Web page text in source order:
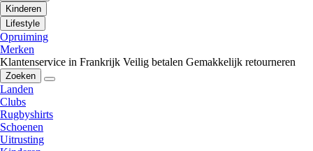
Kinderen
Lifestyle
Opruiming
Merken
Klantenservice in Frankrijk Veilig betalen Gemakkelijk retourneren
Zoeken
Landen
Clubs
Rugbyshirts
Schoenen
Uitrusting